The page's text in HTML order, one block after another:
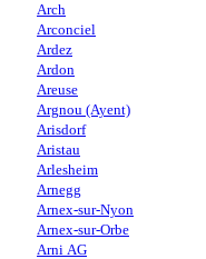
Arch
Arconciel
Ardez
Ardon
Areuse
Argnou (Ayent)
Arisdorf
Aristau
Arlesheim
Arnegg
Arnex-sur-Nyon
Arnex-sur-Orbe
Arni AG